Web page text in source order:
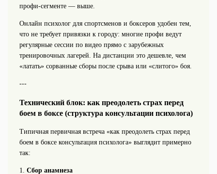
профи‑сегменте — выше.
Онлайн психолог для спортсменов и боксеров удобен тем,
что не требует привязки к городу: многие профи ведут
регулярные сессии по видео прямо с зарубежных
тренировочных лагерей. На дистанции это дешевле, чем
«латать» сорванные сборы после срыва или «слитого» боя.
---
Технический блок: как преодолеть страх перед
боем в боксе (структура консультации психолога)
Типичная первичная встреча «как преодолеть страх перед
боем в боксе консультация психолога» выглядит примерно
так:
1. Сбор анамнеза